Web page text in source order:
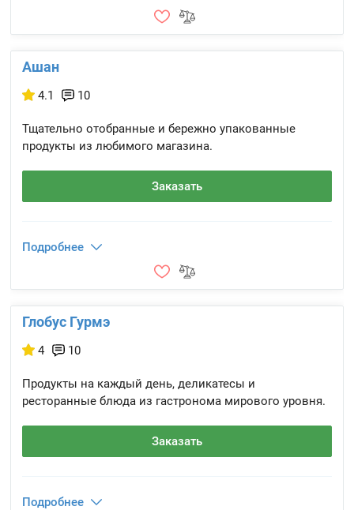
Ашан
4.1 10
Тщательно отобранные и бережно упакованные
продукты из любимого магазина.
Заказать
Подробнее
Глобус Гурмэ
4 10
Продукты на каждый день, деликатесы и
ресторанные блюда из гастронома мирового уровня.
Заказать
Подробнее